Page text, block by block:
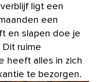
ligt een
een
en slapen doe je
Dit ruime
heeft alles in zich
te bezorgen.